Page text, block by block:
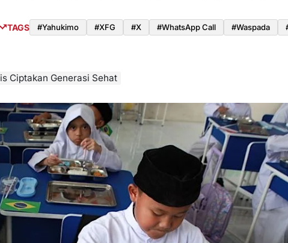
TAGS #yahukimo #XFG #x #WhatsApp Call #waspada
Ciptakan Generasi Sehat